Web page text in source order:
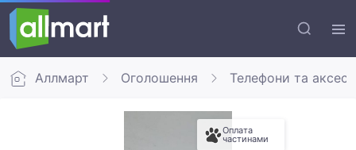
Аллмарт Оголошення Телефони та
Оплата
частинами